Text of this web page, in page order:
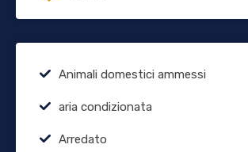
Animali domestici ammessi
aria condizionata
Arredato